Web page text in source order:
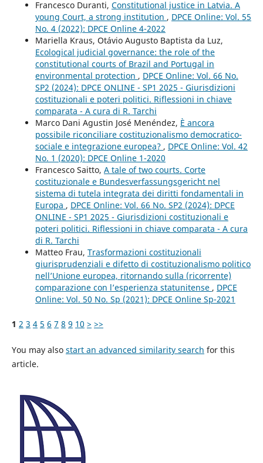
Francesco Duranti, Constitutional justice in Latvia. A
young Court, a strong institution , DPCE Online: Vol. 55
No. 4 (2022): DPCE Online 4-2022
Mariella Kraus, Otávio Augusto Baptista da Luz,
Ecological judicial governance: the role of the
constitutional courts of Brazil and Portugal in
environmental protection , DPCE Online: Vol. 66 No.
SP2 (2024): DPCE ONLINE - SP1 2025 - Giurisdizioni
costituzionali e poteri politici. Riflessioni in chiave
comparata - A cura di R. Tarchi
Marco Dani Agustin José Menéndez, È ancora
possibile riconciliare costituzionalismo democratico-
sociale e integrazione europea? , DPCE Online: Vol. 42
No. 1 (2020): DPCE Online 1-2020
Francesco Saitto, A tale of two courts. Corte
costituzionale e Bundesverfassungsgericht nel
sistema di tutela integrata dei diritti fondamentali in
Europa , DPCE Online: Vol. 66 No. SP2 (2024): DPCE
ONLINE - SP1 2025 - Giurisdizioni costituzionali e
poteri politici. Riflessioni in chiave comparata - A cura
di R. Tarchi
Matteo Frau, Trasformazioni costituzionali
giurisprudenziali e difetto di costituzionalismo politico
nell’Unione europea, ritornando sulla (ricorrente)
comparazione con l’esperienza statunitense , DPCE
Online: Vol. 50 No. Sp (2021): DPCE Online Sp-2021
1 2 3 4 5 6 7 8 9 10 > >>
You may also start an advanced similarity search for this
article.